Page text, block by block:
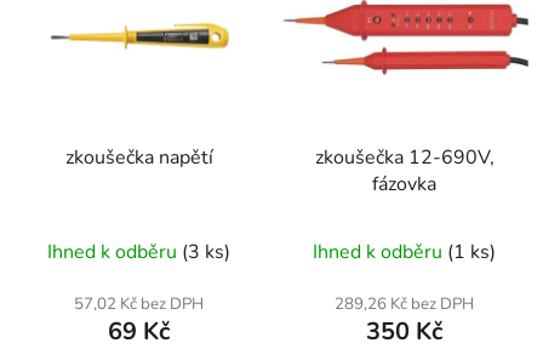
zkoušečka napětí
Ihned k odběru (3 ks)
57,02 Kč bez DPH
69 Kč
zkoušečka 12-690V,
fázovka
Ihned k odběru (1 ks)
289,26 Kč bez DPH
350 Kč